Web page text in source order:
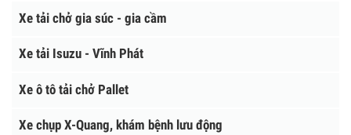
Xe phun sương dập bụi
Xe chở rác - xe quét chạy điện
XE Ô TÔ TẢI